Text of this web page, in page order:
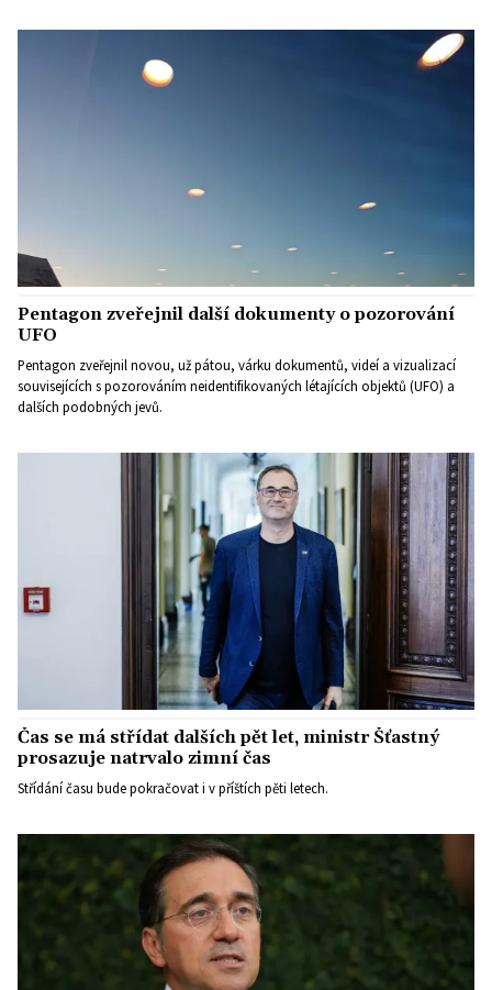
Pentagon zveřejnil další dokumenty o pozorování
UFO
Pentagon zveřejnil novou, už pátou, várku dokumentů, videí a vizualizací
souvisejících s pozorováním neidentifikovaných létajících objektů (UFO) a
dalších podobných jevů.
Čas se má střídat dalších pět let, ministr Šťastný
prosazuje natrvalo zimní čas
Střídání času bude pokračovat i v příštích pěti letech.